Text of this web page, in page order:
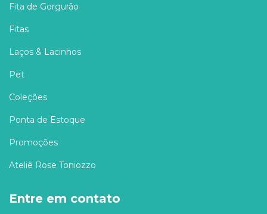
Fita de Gorgurão
Fitas
Laços & Lacinhos
Pet
Coleções
Ponta de Estoque
Promoções
Ateliê Rose Toniozzo
Entre em contato